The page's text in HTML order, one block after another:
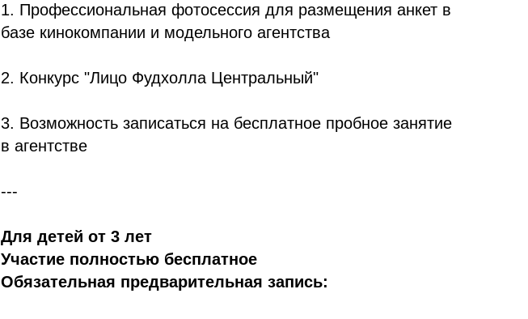
1. Профессиональная фотосессия для размещения анкет в
базе кинокомпании и модельного агентства
2. Конкурс "Лицо Фудхолла Центральный"
3. Возможность записаться на бесплатное пробное занятие
в агентстве
---
Для детей от 3 лет
Участие полностью бесплатное
Обязательная предварительная запись: